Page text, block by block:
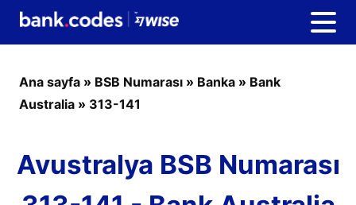
Ana sayfa » BSB Numarası » Banka » Bank
Australia » 313-141
Avustralya BSB Numarası